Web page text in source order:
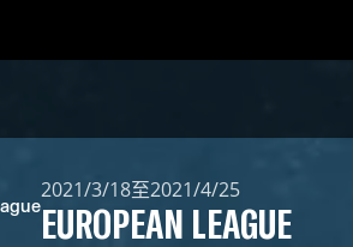
2021/3/18至2021/4/25
EUROPEAN LEAGUE